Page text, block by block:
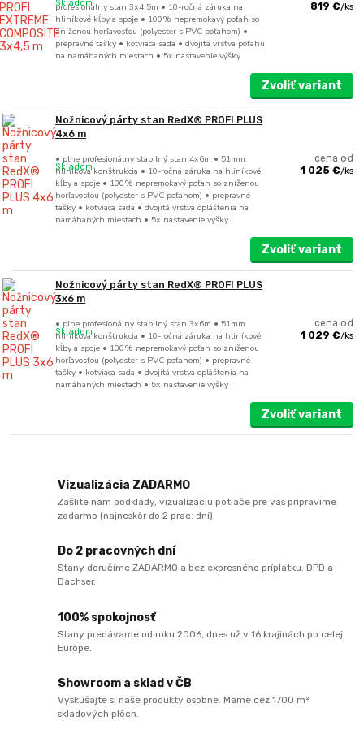
profesionálny stan 3x4,5m • 10-ročná záruka na
hliníkové kĺby a spoje • 100% nepremokavý poťah so
zníženou horľavosťou (polyester s PVC poťahom) •
prepravné tašky • kotviaca sada • dvojitá vrstva poťahu
na namáhaných miestach • 5x nastavenie výšky
819 €/ks
Skladom
Zvoliť variant
Nožnicový párty stan RedX® PROFI PLUS
4x6 m
• plne profesionálny stabilný stan 4x6m • 51mm
hliníková konštrukcia • 10-ročná záruka na hliníkové
kĺby a spoje • 100% nepremokavý poťah so zníženou
horľavosťou (polyester s PVC poťahom) • prepravné
tašky • kotviaca sada • dvojitá vrstva opláštenia na
namáhaných miestach • 5x nastavenie výšky
cena od
1 025 €/ks
Skladom
Zvoliť variant
Nožnicový párty stan RedX® PROFI PLUS
3x6 m
• plne profesionálny stabilný stan 3x6m • 51mm
hliníková konštrukcia • 10-ročná záruka na hliníkové
kĺby a spoje • 100% nepremokavý poťah so zníženou
horľavosťou (polyester s PVC poťahom) • prepravné
tašky • kotviaca sada • dvojitá vrstva opláštenia na
namáhaných miestach • 5x nastavenie výšky
cena od
1 029 €/ks
Skladom
Zvoliť variant
Vizualizácia ZADARMO
Zašlite nám podklady, vizualizáciu potlače pre vás pripravíme
zadarmo (najneskôr do 2 prac. dní).
Do 2 pracovných dní
Stany doručíme ZADARMO a bez expresného príplatku. DPD a
Dachser.
100% spokojnosť
Stany predávame od roku 2006, dnes už v 16 krajinách po celej
Európe.
Showroom a sklad v ČB
Vyskúšajte si naše produkty osobne. Máme cez 1700 m²
skladových plôch.